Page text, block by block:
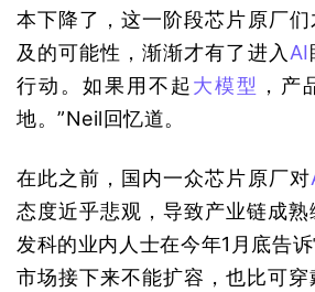
本下降了，这一阶段芯片原厂们
及的可能性，渐渐才有了进入AI
行动。如果用不起 大模型 ，产
地。”Neil回忆道。
在此之前，国内一众芯片原厂对
态度近乎悲观，导致产业链成
发科的业内人士在今年1月底告
市场接下来不能扩容，也比可